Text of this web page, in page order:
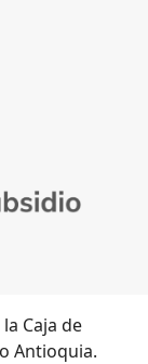
Caja de
Antioquia.